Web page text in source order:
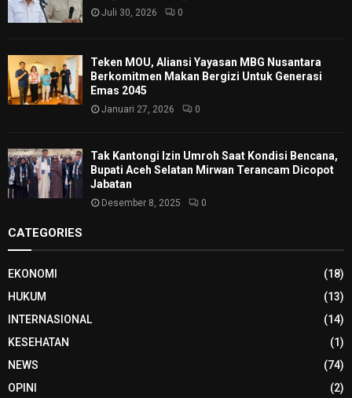
Juli 30, 2026 0
Teken MOU, Aliansi Yayasan MBG Nusantara
Berkomitmen Makan Bergizi Untuk Generasi
Emas 2045
Januari 27, 2026 0
Tak Kantongi Izin Umroh Saat Kondisi Bencana,
Bupati Aceh Selatan Mirwan Terancam Dicopot
Jabatan
Desember 8, 2025 0
CATEGORIES
EKONOMI
(18)
HUKUM
(13)
INTERNASIONAL
(14)
KESEHATAN
(1)
NEWS
(74)
OPINI
(2)